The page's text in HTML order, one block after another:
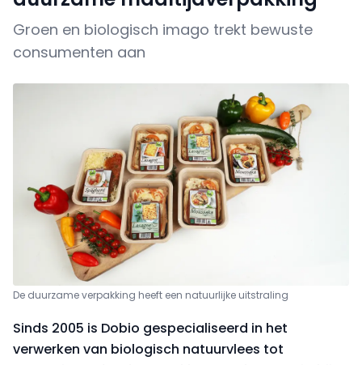
Groen en biologisch imago trekt bewuste
consumenten aan
De duurzame verpakking heeft een natuurlijke uitstraling
Sinds 2005 is Dobio gespecialiseerd in het
verwerken van biologisch natuurvlees tot